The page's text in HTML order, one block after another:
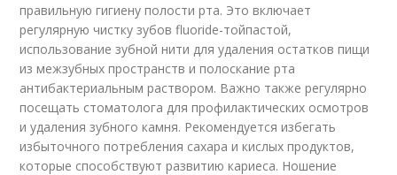
правильную гигиену полости рта. Это включает
регулярную чистку зубов fluoride-тойпастой,
использование зубной нити для удаления остатков пищи
из межзубных пространств и полоскание рта
антибактериальным раствором. Важно также регулярно
посещать стоматолога для профилактических осмотров
и удаления зубного камня. Рекомендуется избегать
избыточного потребления сахара и кислых продуктов,
которые способствуют развитию кариеса. Ношение